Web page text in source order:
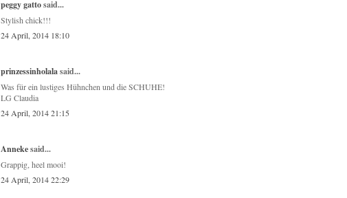
peggy gattosaid...
Stylish chick!!!
24 April, 2014 18:10
prinzessinholalasaid...
Was für ein lustiges Hühnchen und die SCHUHE!
LG Claudia
24 April, 2014 21:15
Annekesaid...
Grappig, heel mooi!
24 April, 2014 22:29